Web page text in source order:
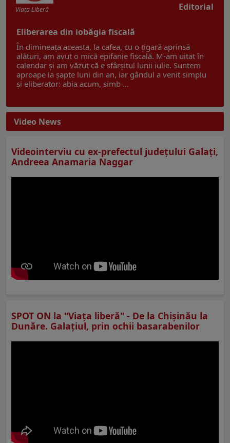
Editorial
Viaţa Liberă
Eliberarea din iobăgia fiscală
În dimineața aceasta, la cafea, cu o țigară aprinsă
alături, am avut o mică epifanie fiscală. M-am uitat în
calendar și am văzut că e sfârșitul lunii iulie. Suntem
aproape la șapte luni din an, iar gândul a venit simplu
și eliberator: abia acum, simb ...
Video News
Videointerviu cu ex-prefectul judeţului Galaţi,
Andreea Anamaria Naggar
SPOT ON la "Viaţa liberă" - De la Chișinău la
Dunăre. Galațiul, prin ochii basarabenilor